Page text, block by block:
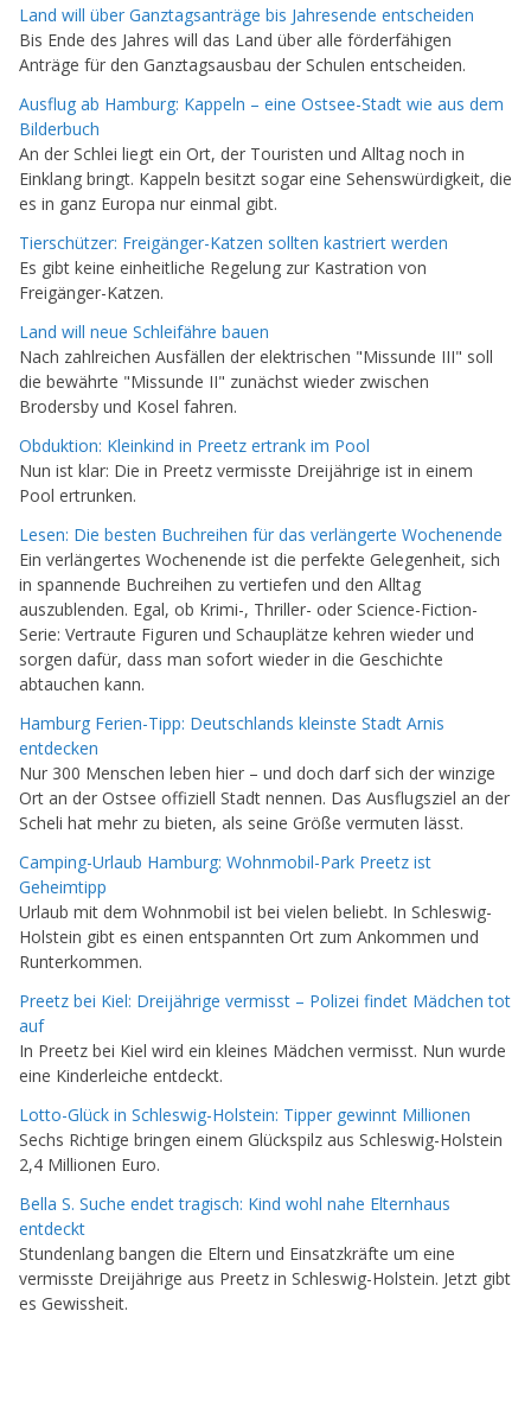
Land will über Ganztagsanträge bis Jahresende entscheiden
Bis Ende des Jahres will das Land über alle förderfähigen
Anträge für den Ganztagsausbau der Schulen entscheiden.
Ausflug ab Hamburg: Kappeln – eine Ostsee-Stadt wie aus dem
Bilderbuch
An der Schlei liegt ein Ort, der Touristen und Alltag noch in
Einklang bringt. Kappeln besitzt sogar eine Sehenswürdigkeit, die
es in ganz Europa nur einmal gibt.
Tierschützer: Freigänger-Katzen sollten kastriert werden
Es gibt keine einheitliche Regelung zur Kastration von
Freigänger-Katzen.
Land will neue Schleifähre bauen
Nach zahlreichen Ausfällen der elektrischen "Missunde III" soll
die bewährte "Missunde II" zunächst wieder zwischen
Brodersby und Kosel fahren.
Obduktion: Kleinkind in Preetz ertrank im Pool
Nun ist klar: Die in Preetz vermisste Dreijährige ist in einem
Pool ertrunken.
Lesen: Die besten Buchreihen für das verlängerte Wochenende
Ein verlängertes Wochenende ist die perfekte Gelegenheit, sich
in spannende Buchreihen zu vertiefen und den Alltag
auszublenden. Egal, ob Krimi-, Thriller- oder Science-Fiction-
Serie: Vertraute Figuren und Schauplätze kehren wieder und
sorgen dafür, dass man sofort wieder in die Geschichte
abtauchen kann.
Hamburg Ferien-Tipp: Deutschlands kleinste Stadt Arnis
entdecken
Nur 300 Menschen leben hier – und doch darf sich der winzige
Ort an der Ostsee offiziell Stadt nennen. Das Ausflugsziel an der
Scheli hat mehr zu bieten, als seine Größe vermuten lässt.
Camping-Urlaub Hamburg: Wohnmobil-Park Preetz ist
Geheimtipp
Urlaub mit dem Wohnmobil ist bei vielen beliebt. In Schleswig-
Holstein gibt es einen entspannten Ort zum Ankommen und
Runterkommen.
Preetz bei Kiel: Dreijährige vermisst – Polizei findet Mädchen tot
auf
In Preetz bei Kiel wird ein kleines Mädchen vermisst. Nun wurde
eine Kinderleiche entdeckt.
Lotto-Glück in Schleswig-Holstein: Tipper gewinnt Millionen
Sechs Richtige bringen einem Glückspilz aus Schleswig-Holstein
2,4 Millionen Euro.
Bella S. Suche endet tragisch: Kind wohl nahe Elternhaus
entdeckt
Stundenlang bangen die Eltern und Einsatzkräfte um eine
vermisste Dreijährige aus Preetz in Schleswig-Holstein. Jetzt gibt
es Gewissheit.